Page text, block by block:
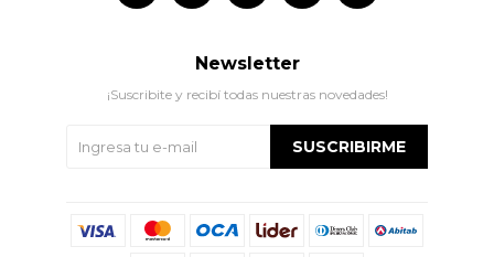
Newsletter
¡Suscribite y recibí todas nuestras novedades!
SUSCRIBIRME